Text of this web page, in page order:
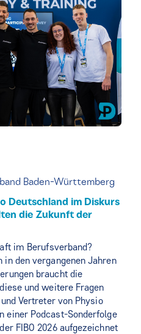
Baden-Württemberg
Deutschland im Diskurs
die Zukunft der
im Berufsverband?
den vergangenen Jahren
braucht die
und weitere Fragen
Vertreter von Physio
einer Podcast-Sonderfolge
FIBO 2026 aufgezeichnet